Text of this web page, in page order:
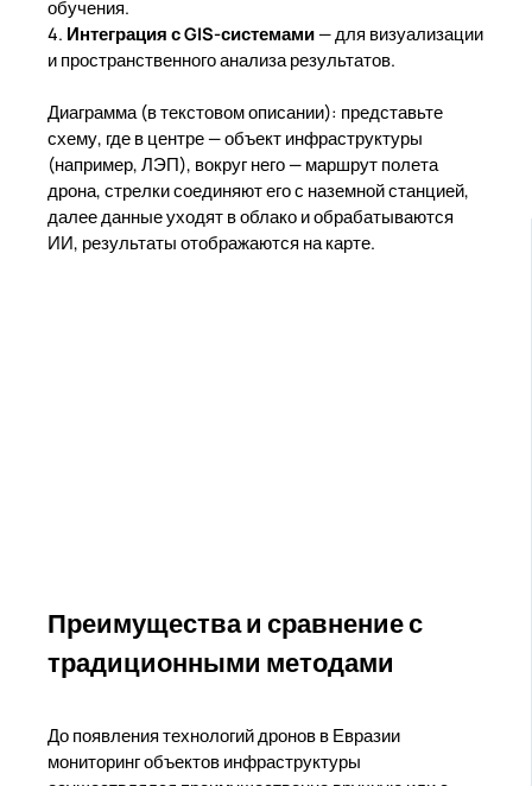
обучения.
4. Интеграция с GIS-системами— для визуализации
и пространственного анализа результатов.
Диаграмма (в текстовом описании): представьте
схему, где в центре — объект инфраструктуры
(например, ЛЭП), вокруг него — маршрут полета
дрона, стрелки соединяют его с наземной станцией,
далее данные уходят в облако и обрабатываются
ИИ, результаты отображаются на карте.
Преимущества и сравнение с
традиционными методами
До появления технологий дронов в Евразии
мониторинг объектов инфраструктуры